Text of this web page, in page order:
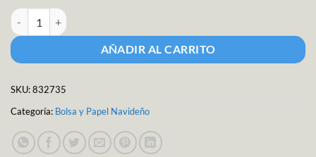
Papel para Regalo Ladrillo M-679 cantidad
AÑADIR AL CARRITO
SKU:832735
Categoría: Bolsa y Papel Navideño